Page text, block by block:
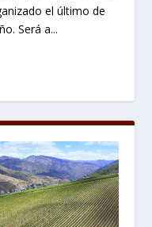
el último de
Será a...